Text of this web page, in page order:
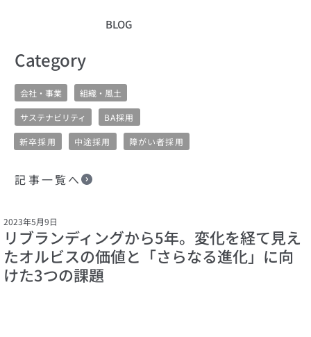
BLOG
​Category
会社・事業 組織・風土
サステナビリティ BA採用
記事一覧へ
新卒採用 中途採用 障がい者採用
リブランディングから5年。変化を経て見え
たオルビスの価値と「さらなる進化」に向
けた3つの課題
2023年5月9日